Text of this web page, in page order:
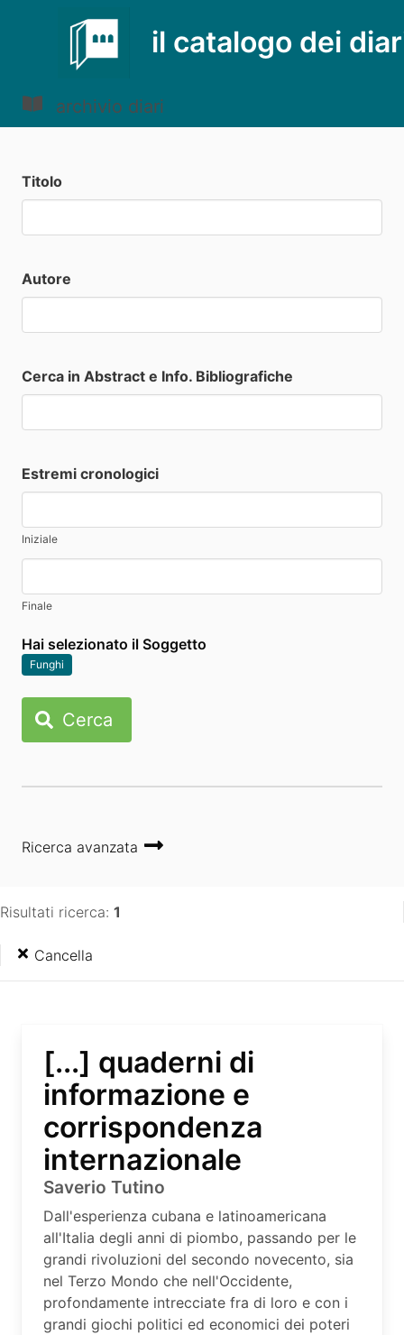
il catalogo dei
archivio diari
Titolo
Autore
Cerca in Abstract e Info. Bibliografiche
Estremi cronologici
Iniziale
Finale
Hai selezionato il Soggetto
Funghi
Cerca
Ricerca avanzata
Risultati ricerca: 1
Cancella
[...] quaderni di
informazione e
corrispondenza
internazionale
Saverio Tutino
Dall'esperienza cubana e latinoamericana
all'Italia degli anni di piombo, passando per le
grandi rivoluzioni del secondo novecento, sia
nel Terzo Mondo che nell'Occidente,
profondamente intrecciate fra di loro e con i
grandi giochi politici ed economici dei poteri